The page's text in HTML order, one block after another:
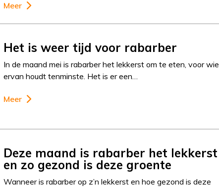
Meer
Het is weer tijd voor rabarber
In de maand mei is rabarber het lekkerst om te eten, voor wie
ervan houdt tenminste. Het is er een…
Meer
Deze maand is rabarber het lekkerst
en zo gezond is deze groente
Wanneer is rabarber op z’n lekkerst en hoe gezond is deze